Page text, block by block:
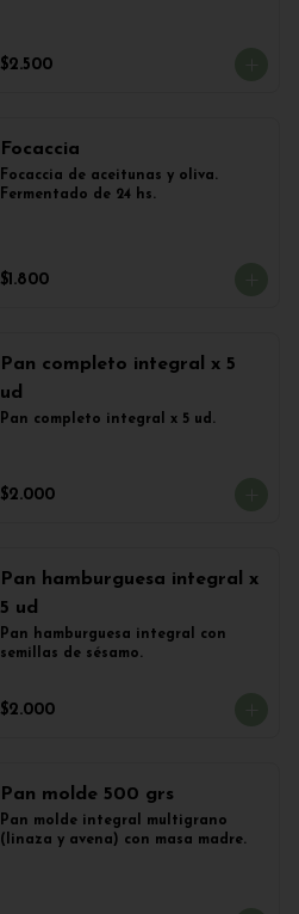
$2.500
Focaccia
Focaccia de aceitunas y oliva.
Fermentado de 24 hs.
$1.800
Pan completo integral x 5
ud
Pan completo integral x 5 ud.
$2.000
Pan hamburguesa integral x
5 ud
Pan hamburguesa integral con
semillas de sésamo.
$2.000
Pan molde 500 grs
Pan molde integral multigrano
(linaza y avena) con masa madre.